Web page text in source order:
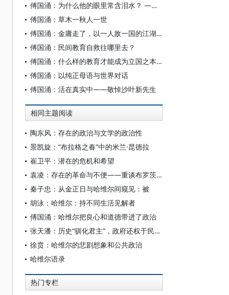
傅国涌：为什么他的眼里常含泪水？ ——追念钟沛璋先生
傅国涌：草木一秋人一世
傅国涌：金庸走了，以一人敌一国的江湖还在吗？
傅国涌：民间教育自救往哪里去？
傅国涌：什么样的教育才能成为立国之本？
傅国涌：以纯正母语与世界对话
傅国涌：活在真实中——敬悼沙叶新先生
相同主题阅读
陶东风：存在的政治与文学的政治性
景凯旋：“布拉格之春”中的米兰·昆德拉
崔卫平：潜在的危机和希望
袁凌：存在的革命与不便——重谈布罗茨基和哈维尔的争论
秦子忠：从金正日与哈维尔间窥见：被
胡泳：哈维尔：持不同生活见解者
傅国涌：哈维尔把良心和道德带进了政治
张天潘：历史“驯化君主”，政府还权于民——金正日与哈维尔
徐贲：哈维尔的悲剧想象和公共政治
哈维尔语录
热门专栏